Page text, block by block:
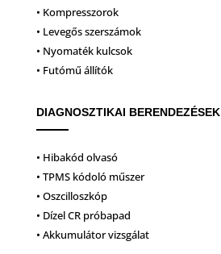
• Kompresszorok
• Levegős szerszámok
• Nyomaték kulcsok
• Futómű állítók
DIAGNOSZTIKAI BERENDEZÉSEK
• Hibakód olvasó
• TPMS kódoló műszer
• Oszcilloszkóp
• Dízel CR próbapad
• Akkumulátor vizsgálat